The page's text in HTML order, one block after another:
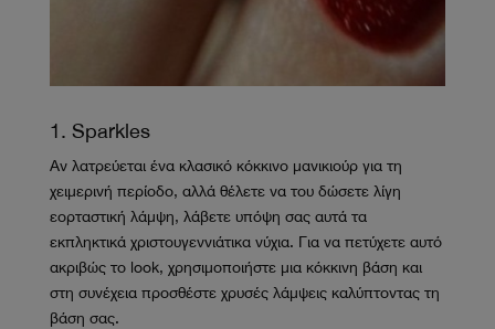
1. Sparkles
Αν λατρεύεται ένα κλασικό κόκκινο μανικιούρ για τη
χειμερινή περίοδο, αλλά θέλετε να του δώσετε λίγη
εορταστική λάμψη, λάβετε υπόψη σας αυτά τα
εκπληκτικά χριστουγεννιάτικα νύχια. Για να πετύχετε αυτό
ακριβώς το look, χρησιμοποιήστε μια κόκκινη βάση και
στη συνέχεια προσθέστε χρυσές λάμψεις καλύπτοντας τη
βάση σας.